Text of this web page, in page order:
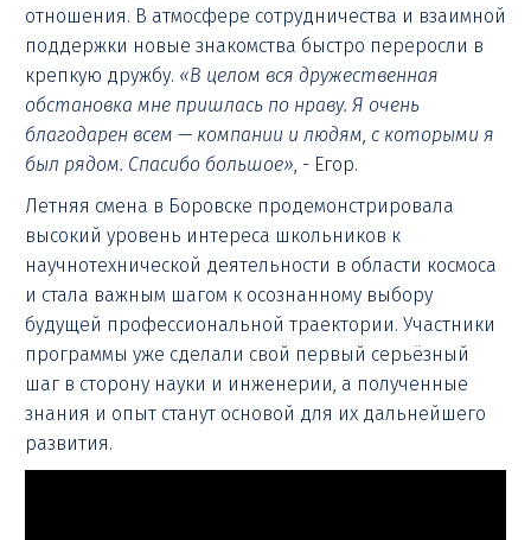
отношения. В атмосфере сотрудничества и взаимной
поддержки новые знакомства быстро переросли в
крепкую дружбу. «В целом вся дружественная
обстановка мне пришлась по нраву. Я очень
благодарен всем — компании и людям, с которыми я
был рядом. Спасибо большое», - Егор.
Летняя смена в Боровске продемонстрировала
высокий уровень интереса школьников к
научнотехнической деятельности в области космоса
и стала важным шагом к осознанному выбору
будущей профессиональной траектории. Участники
программы уже сделали свой первый серьёзный
шаг в сторону науки и инженерии, а полученные
знания и опыт станут основой для их дальнейшего
развития.